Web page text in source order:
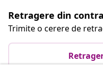
Retragere din
Trimite o cerere de